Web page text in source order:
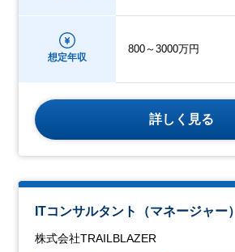
想定年収
800～3000万円
詳しく見る
ITコンサルタント（マネージャー）
株式会社TRAILBLAZER